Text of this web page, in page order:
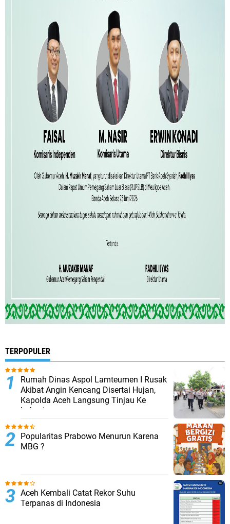
TERPOPULER
Rumah Dinas Aspol Lamteumen I Rusak
Akibat Angin Kencang Disertai Hujan,
Kapolda Aceh Langsung Tinjau Ke
Lokasi
Popularitas Prabowo Menurun Karena
MBG ?
Aceh Kembali Catat Rekor Suhu
Terpanas di Indonesia